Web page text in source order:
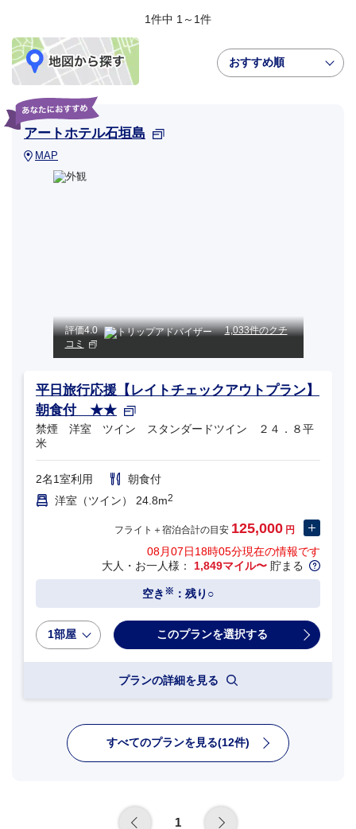
1件中 1～1件
おすすめ順
アートホテル石垣島
MAP
評価4.0
1,033件のクチ
コミ
平日旅行応援【レイトチェックアウトプラン】
朝食付 ★★
禁煙 洋室 ツイン スタンダードツイン ２４．８平
米
2名1室利用
朝食付
洋室（ツイン） 24.8m2
フライト＋宿泊合計の目安 125,000 円
08月07日18時05分現在の情報です
大人・お一人様： 1,849マイル〜 貯まる
空き ※ ：残り○
1部屋
プランの詳細を見る
すべてのプランを見る(12件)
1